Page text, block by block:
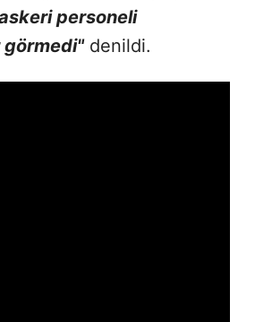
personeli
görmedi"denildi.